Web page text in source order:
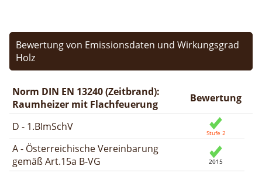
Bewertung von Emissionsdaten und Wirkungsgrad
Holz
Norm DIN EN 13240 (Zeitbrand):
Raumheizer mit Flachfeuerung
Bewertung
D - 1.BImSchV
A - Österreichische Vereinbarung
gemäß Art.15a B-VG